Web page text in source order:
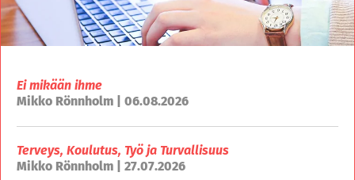
Ei mikään ihme
Mikko Rönnholm | 06.08.2026
Terveys, Koulutus, Työ ja Turvallisuus
Mikko Rönnholm | 27.07.2026